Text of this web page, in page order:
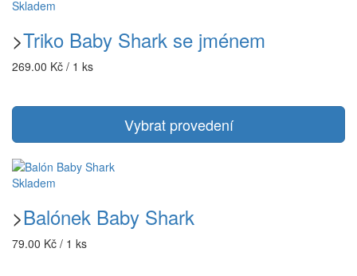
Skladem
>Triko Baby Shark se jménem
269.00 Kč / 1 ks
Vybrat provedení
Skladem
>Balónek Baby Shark
79.00 Kč / 1 ks